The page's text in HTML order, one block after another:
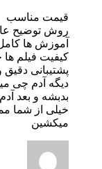
قیمت مناسب
روش توضیح
آموزش ها
کیفیت فیلم
پشتیبانی دقیق
دیگه آدم چی
بدبشه و بعد
خیلی از شما
میکشین